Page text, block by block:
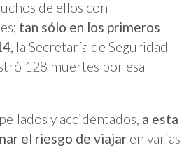
de ellos con
tan sólo en los primeros
la Secretaría de Seguridad
128 muertes por esa
y accidentados, a esta
el riesgo de viajar en varias